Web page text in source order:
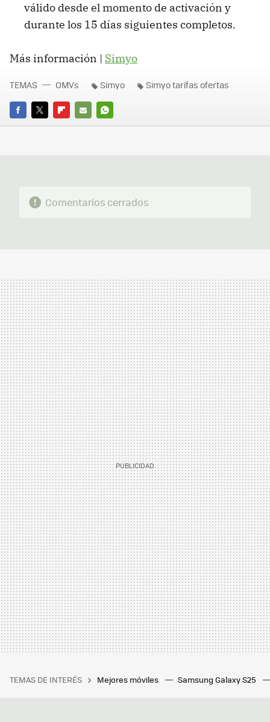
válido desde el momento de activación y
durante los 15 días siguientes completos.
Más información | Simyo
FACEBOOK
TWITTERFLIPBOARD
E-
WHATSAPP
TEMAS OMVs Simyo Simyo tarifas ofertas
Comentarios cerrados
TEMAS DE INTERÉS Mejores móviles Samsung Galaxy S25